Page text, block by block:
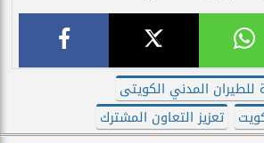
المدني الكويتى
تعزيز التعاون المشترك